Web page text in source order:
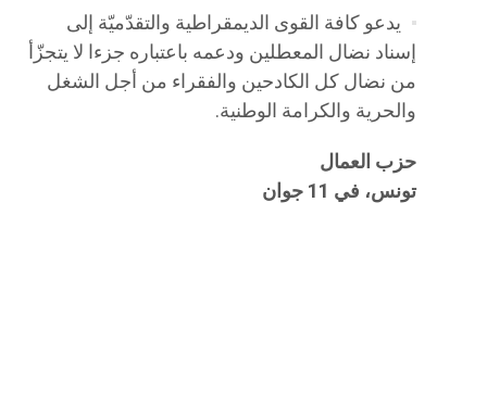
يدعو كافة القوى الديمقراطية والتقدّميّة إلى
إسناد نضال المعطلين ودعمه باعتباره جزءا لا يتجزّأ
من نضال كل الكادحين والفقراء من أجل الشغل
والحرية والكرامة الوطنية.
حزب العمال
تونس، في 11 جوان